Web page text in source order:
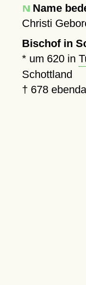
Name
Christi
Bischof in
* um 620in
Schottland
† 678ebenda